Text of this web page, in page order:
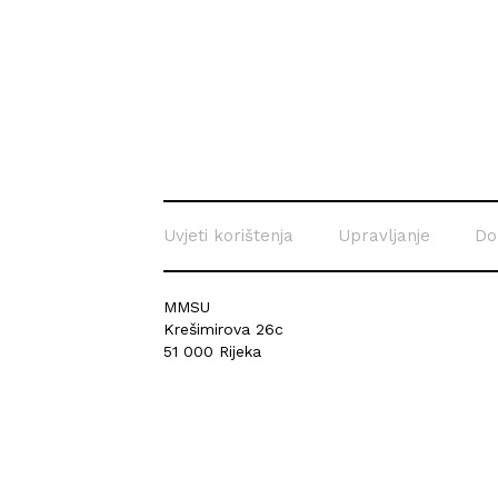
Uvjeti korištenja Upravljanje
MMSU
Krešimirova 26c
51 000 Rijeka